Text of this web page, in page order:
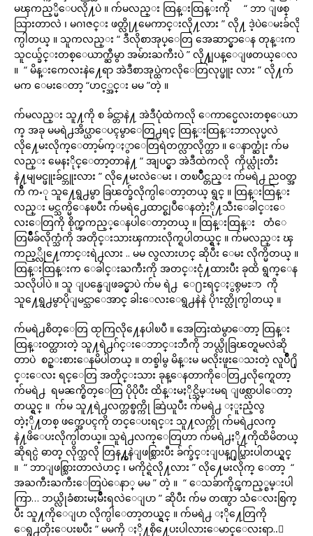
မၾကည့္မိေပလို႔ပဲ ။ က်မလည္း ထြန္းထြန္းကို “ ဘာ ျဖစ္
သြားတာလဲ ၊ မဂၢဇင္း ဖတ္လို႔မေကာင္းလို႔လား ” လို႔ ဒဲ့ပဲေမးခ်လို
က္ပါတယ္ ။ သူကလည္း “ ဒီလိုစာအုပ္ေတြ အေဆာင္မွာေန တုန္းက
သူငယ္ခ်င္းတစ္ေယာက္ဆီမွာ အမ်ားႀကီးပဲ ” လို႔ျပန္ေျဖတယ္ေလ
။ “ မိန္းကေလးနဲ႔ေရာ အဲဒီစာအုပ္ထဲကလိုေတြလုပ္ဖူး လား ” လို႔က်
မက ေမးေတာ့ “ဟင့္အင္း မမ ”တဲ့ ။
က်မလည္း သူ႔ကို စ ခ်င္တာနဲ႔ အဲဒီပုံထဲကလို ေကာင္မေလးတစ္ေယာ
က္ အခု မမရဲ႕အိပ္ယာေပၚမွာေတြ႕ရင္ ထြန္းထြန္းဘာလုပ္မလဲ
လို႔ေမးလိုက္ေတာ့မ်က္ႏွာေတြရဲတက္လာလိုက္တာ ။ ေနာက္ဆုံး က်မ
လည္း မေနႏိုင္ေတာ့တာနဲ႔ “ အျပင္မွာ အဲဒီထဲကလို ကိုယ္လုံးတီး
နဲ႔မျမင္ဖူးခ်င္ဘူးလား ” လို႔ေမးလဲေမး ၊ တၿပိဳင္တည္း က်မရဲ႕ ညဝတ္အ
က်ီ ကႋု သူ႔ေရွ႕မွာ ခြၽတ္ခ်လိုက္ပါေတာ့တယ္ ရွင္ ။ ထြန္းထြန္း
လည္း မင္သက္မိေနၿပီး က်မရဲ႕ေထာင္စျပဳေနတဲ့ႏို႔သီးေခါင္းေ
လးေတြကို စိုက္ၾကည့္ေနပါေတာ့တယ္ ။ ထြန္းထြန္း တံေ
တြမ်ိဳခ်လိုက္သံကို အတိုင္းသားၾကားလိုက္ရပါတယ္ရွင္ ။ က်မလည္း ၾ
ကည့္လို႔ေကာင္းရဲ႕လား .. မမ လွလားဟင္ ဆိုပီး ေမး လိုက္မိတယ္ ။
ထြန္းထြန္းက ေခါင္းႀကီးကို အတင္းငုံ႔ထားပီး ခုထိ ရွက္ေန
သလိုပါပဲ ။ သူ ျပန္မေျဖခင္မွာပဲ က်မ ရဲ႕ ေ႐ႊရင္ႏွစ္ႁမႊာ ကို
သူ႔ေရွ႕မွာပိုျမင္သာေအာင္ ခါးေလးေရွ႕နဲနဲ ပိုၫႊတ္လိုက္ပါတယ္ ။
က်မရဲ႕စိတ္ေတြ ထႂကြလို႔ေနပါၿပီ ။ အေတြးထဲမွာေတာ့ ထြန္း
ထြန္းဝတ္ထားတဲ့ သူ႔ရဲ႕ဂ်င္းေဘာင္းဘီကို ဘယ္လိုခြၽတ္ရမလဲဆို
တာပဲ စဥ္းစားေနမိပါတယ္ ။ တစ္ခါမွ မိန္းမ မလိုးဖူးေသးတဲ့ လူပ်ိဳ႐ို
င္းေလး ရင္ေတြ အတိုင္းသား ခုန္ေနတာကိုေတြ႕လိုက္ရေတာ့
က်မရဲ႕ ရမၼက္စိတ္ေတြ ပိုပိုပီး ထိန္းမႏိုင္သိမ္းမရ ျဖစ္လာပါေတာ့
တယ္ရွင္ ။ က်မ သူ႔ရဲ႕လက္တစ္ဖက္ကို ဆြဲယူပီး က်မရဲ႕ ႏူးညံ့လွ
တဲ့ႏို႔တစ္ ဖက္အေပၚကို တင္ေပးရင္း သူ႔လက္ကို က်မရဲ႕လက္
နဲ႔ဖိေပးလိုက္ပါတယ္။ သူရဲ႕လက္ေတြဟာ က်မရဲ႕ႏို႔ကိုထိမိတယ္
ဆိုရင္ပဲ ဓာတ္ လိုက္သလို တြန႔္ကနဲျဖစ္သြားပီး ခ်က္ခ်င္းျပန္႐ုပ္သြားပါတယ္ရွင္
။ “ ဘာျဖစ္သြားတာလဲဟင္ ၊ မကိုင္ရဲလို႔လား ” လို႔ေမးလိုက္ ေတာ့ “
အႀကီးႀကီးေတြပဲေနာ္ မမ ” တဲ့ ။ “ ေသခ်ာကိုင္ၾကည့္စမ္းပါ
ကြာ… ဘယ္လိုခံစားမႈမ်ိဳးရလဲေျပာ ” ဆိုပီး က်မ တဏွာ သံေလးစြက္
ပီး သူ႔ကိုေျပာ လိုက္ပါေတာ့တယ္ရွင္ ။ က်မရဲ႕ ႏို႔ေတြကို
ေရွ႕တိုးေပးၿပီး “ မမကို ႏို႔စို႔ေပးပါလားေမာင္ေလးရာ..ေ